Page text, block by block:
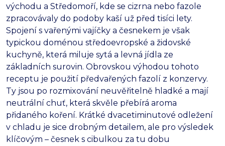
východu a Středomoří, kde se cizrna nebo fazole
zpracovávaly do podoby kaší už před tisíci lety.
Spojení s vařenými vajíčky a česnekem je však
typickou doménou středoevropské a židovské
kuchyně, která miluje sytá a levná jídla ze
základních surovin. Obrovskou výhodou tohoto
receptu je použití předvařených fazolí z konzervy.
Ty jsou po rozmixování neuvěřitelně hladké a mají
neutrální chuť, která skvěle přebírá aroma
přidaného koření. Krátké dvacetiminutové odležení
v chladu je sice drobným detailem, ale pro výsledek
klíčovým – česnek s cibulkou za tu dobu